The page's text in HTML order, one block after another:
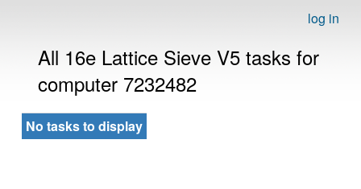
log in
All 16e Lattice Sieve V5 tasks for
computer 7232482
No tasks to display